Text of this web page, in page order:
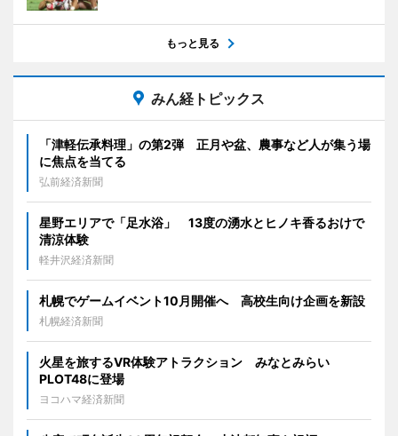
もっと見る
みん経トピックス
「津軽伝承料理」の第2弾 正月や盆、農事など人が集う場
に焦点を当てる
弘前経済新聞
星野エリアで「足水浴」 13度の湧水とヒノキ香るおけで
清涼体験
軽井沢経済新聞
札幌でゲームイベント10月開催へ 高校生向け企画を新設
札幌経済新聞
火星を旅するVR体験アトラクション みなとみらい
PLOT48に登場
ヨコハマ経済新聞